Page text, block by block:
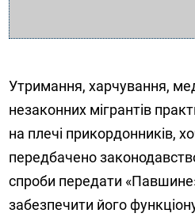
Утримання, харчування,
незаконних мігрантів
на плечі прикордонників,
передбачено
спроби передати
забезпечити його